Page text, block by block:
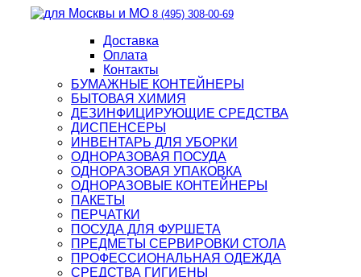
8 (495) 308-00-69
Доставка
Оплата
Контакты
БУМАЖНЫЕ КОНТЕЙНЕРЫ
БЫТОВАЯ ХИМИЯ
ДЕЗИНФИЦИРУЮЩИЕ СРЕДСТВА
ДИСПЕНСЕРЫ
ИНВЕНТАРЬ ДЛЯ УБОРКИ
ОДНОРАЗОВАЯ ПОСУДА
ОДНОРАЗОВАЯ УПАКОВКА
ОДНОРАЗОВЫЕ КОНТЕЙНЕРЫ
ПАКЕТЫ
ПЕРЧАТКИ
ПОСУДА ДЛЯ ФУРШЕТА
ПРЕДМЕТЫ СЕРВИРОВКИ СТОЛА
ПРОФЕССИОНАЛЬНАЯ ОДЕЖДА
СРЕДСТВА ГИГИЕНЫ